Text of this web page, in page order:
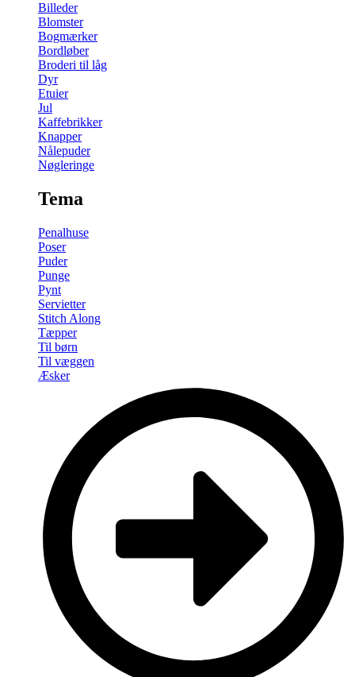
Billeder
Blomster
Bogmærker
Bordløber
Broderi til låg
Dyr
Etuier
Jul
Kaffebrikker
Knapper
Nålepuder
Nøgleringe
Tema
Penalhuse
Poser
Puder
Punge
Pynt
Servietter
Stitch Along
Tæpper
Til børn
Til væggen
Æsker